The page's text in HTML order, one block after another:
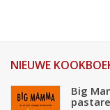
NIEUWE
Big